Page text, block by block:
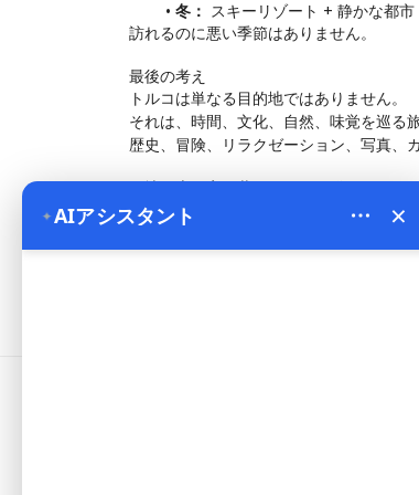
冬： スキーリゾート + 静かな都市
訪れるのに悪い季節はありません。
最後の考え
トルコは単なる目的地ではありません。
それは、時間、文化、自然、味覚を巡る旅
歴史、冒険、リラクゼーション、写真、
現地の専門家と共にトルコを発見しまし
ビエンカッパドキア旅行
では、カッパ
で文化的なツアーをデザインしており
✦AIアシスタント ×